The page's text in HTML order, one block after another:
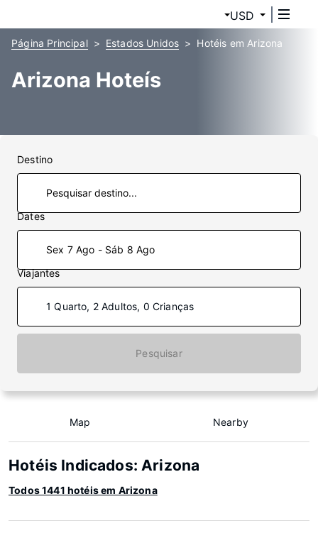
USD
Página Principal Estados Unidos Hotéis em Arizona
Arizona Hoteís
Destino
Dates
Sex 7 Ago - Sáb 8 Ago
Viajantes
1 Quarto, 2 Adultos, 0 Crianças
Pesquisar
Map Nearby
Hotéis Indicados: Arizona
Todos 1441 hotéis em Arizona